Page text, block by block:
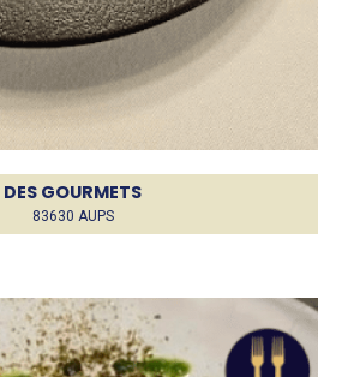
DES GOURMETS
83630 AUPS